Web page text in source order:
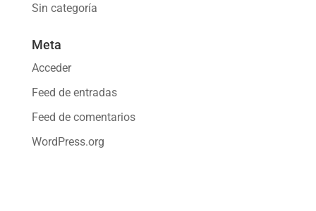
Sin categoría
Meta
Acceder
Feed de entradas
Feed de comentarios
WordPress.org